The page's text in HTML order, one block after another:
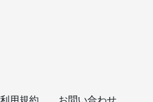
利用規約 お問い合わせ